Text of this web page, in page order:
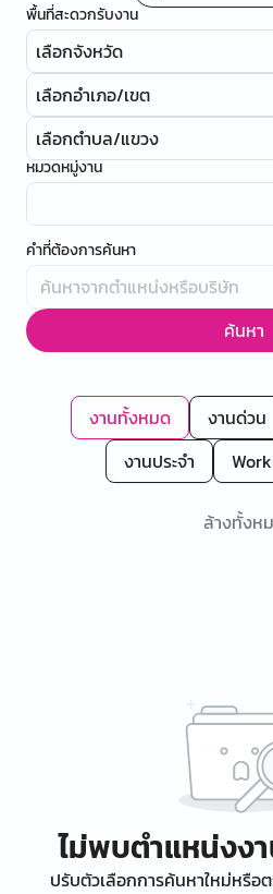
พื้นที่สะดวกรับงาน
เลือกจังหวัด
เลือกอำเภอ/เขต
เลือกตำบล/แขวง
หมวดหมู่งาน
คำที่ต้องการค้นหา
ค้นหา
งานทั้งหมด งานด่วน
งานประจำ
ล้างทั้งห
ไม่พบตำแหน่ง
ปรับตัวเลือกการค้นหาใหม่หรือ